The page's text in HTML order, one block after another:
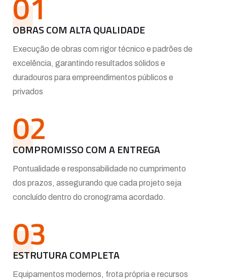
OBRAS COM ALTA QUALIDADE
Execução de obras com rigor técnico e padrões de
excelência, garantindo resultados sólidos e
duradouros para empreendimentos públicos e
privados
02
COMPROMISSO COM A ENTREGA
Pontualidade e responsabilidade no cumprimento
dos prazos, assegurando que cada projeto seja
concluído dentro do cronograma acordado.
03
ESTRUTURA COMPLETA
Equipamentos modernos, frota própria e recursos